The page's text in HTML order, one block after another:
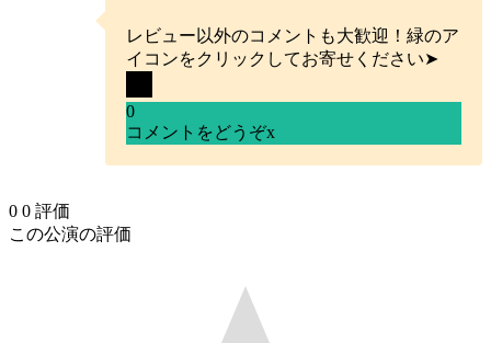
レビュー以外のコメントも大歓迎！緑のア
イコンをクリックしてお寄せください➤
0
コメントをどうぞx
0 0 評価
この公演の評価